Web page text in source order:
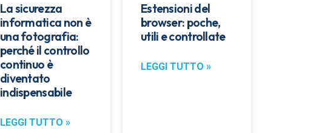
La sicurezza
informatica non è
una fotografia:
perché il controllo
continuo è
diventato
indispensabile
LEGGI TUTTO »
Estensioni del
browser: poche,
utili e controllate
LEGGI TUTTO »